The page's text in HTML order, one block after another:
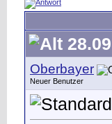
Oberbayer
Neuer Benutzer